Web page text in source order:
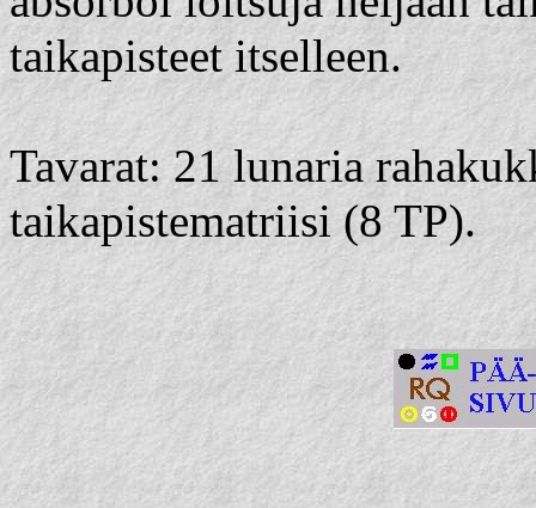
taikapisteet itselleen.
Tavarat: 21 lunaria
taikapistematriisi (8 TP).